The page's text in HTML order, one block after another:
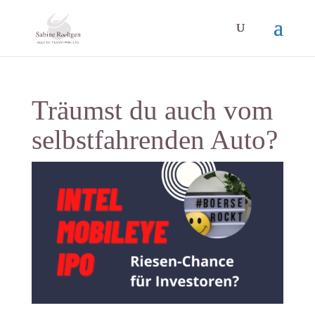
Träumst du auch vom
selbstfahrenden Auto?